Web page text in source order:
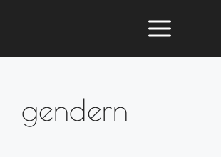
springen
Menü
gendern